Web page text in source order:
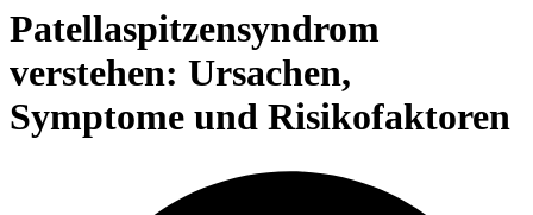
Patellaspitzensyndrom
verstehen: Ursachen,
Symptome und Risikofaktoren